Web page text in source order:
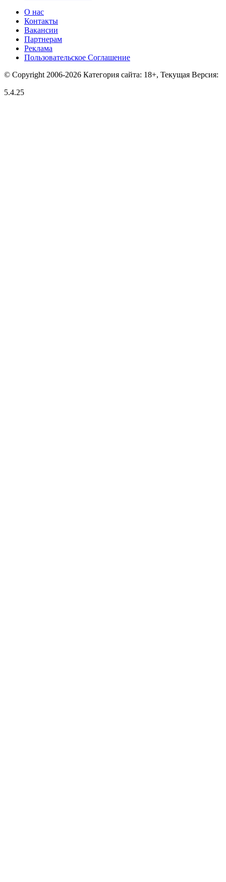
О нас
Контакты
Вакансии
Партнерам
Реклама
Пользовательское Соглашение
© Copyright 2006-2026 Категория сайта: 18+, Текущая Версия:
5.4.25